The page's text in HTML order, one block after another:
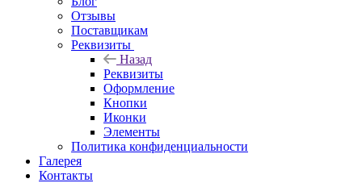
Отзывы
Поставщикам
Реквизиты
Назад
Реквизиты
Оформление
Кнопки
Иконки
Элементы
Политика конфиденциальности
Галерея
Контакты